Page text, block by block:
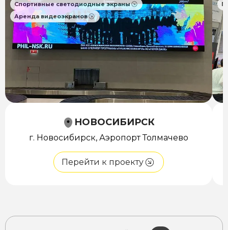
Спортивные светодиодные экраны
Аренда видеоэкранов
НОВОСИБИРСК
г. Новосибирск, Аэропорт Толмачево
Перейти к проекту